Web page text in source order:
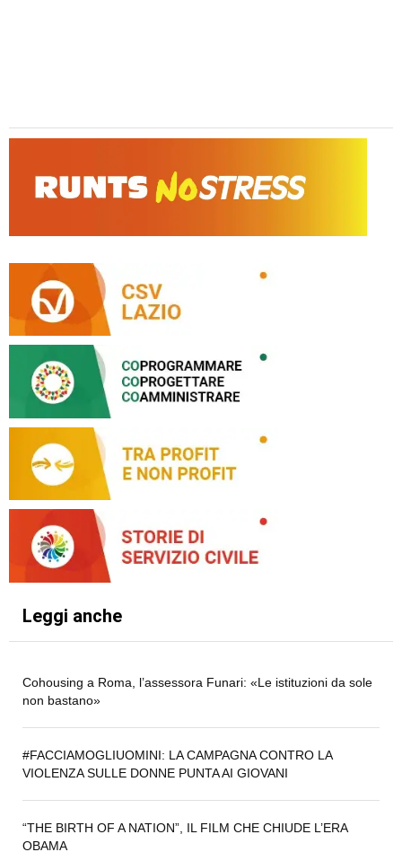
Leggi anche
Cohousing a Roma, l’assessora Funari: «Le istituzioni da sole
non bastano»
#FACCIAMOGLIUOMINI: LA CAMPAGNA CONTRO LA
VIOLENZA SULLE DONNE PUNTA AI GIOVANI
“THE BIRTH OF A NATION”, IL FILM CHE CHIUDE L’ERA
OBAMA